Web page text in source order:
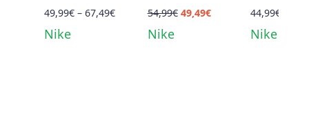
Acade
MG JR
49,99€ – 67,49€Preisspanne:
Nike
Club
JR
54,99€ Ursprünglicher
49,49€Aktueller
Nike
Acade
FG/M
44,99€
Nike